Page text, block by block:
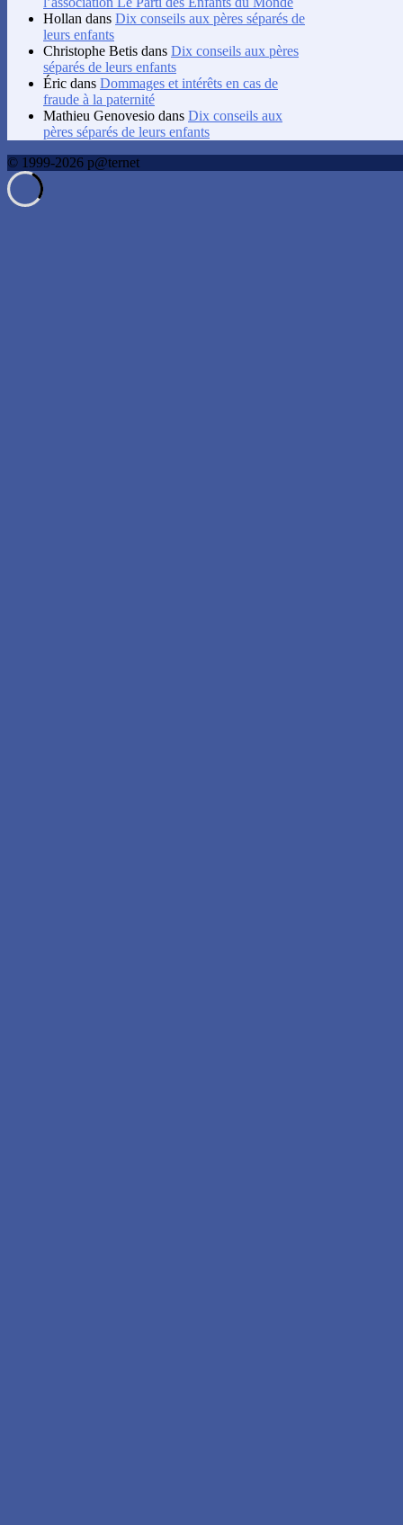
Hollan dans Dix conseils aux pères séparés de
leurs enfants
Christophe Betis dans Dix conseils aux pères
séparés de leurs enfants
Éric dans Dommages et intérêts en cas de
fraude à la paternité
Mathieu Genovesio dans Dix conseils aux
pères séparés de leurs enfants
© 1999-2026 p@ternet